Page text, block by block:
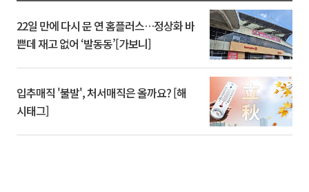
22일 만에 다시 문 연 홈플러스…정상화 바
쁜데 재고 없어 ‘발동동’[가보니]
입추매직 '불발', 처서매직은 올까요? [해
시태그]